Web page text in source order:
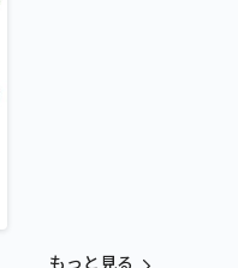
もっと見る